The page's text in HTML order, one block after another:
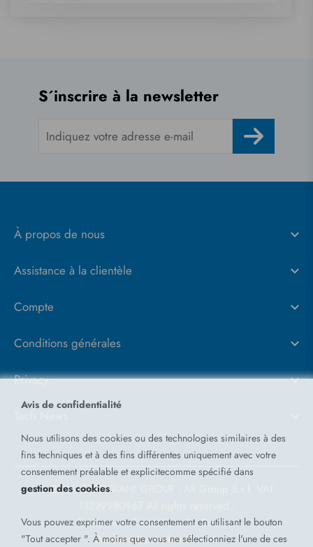
S´inscrire à la newsletter
À propos de nous
Assistance à la clientèle
Compte
Conditions générales
Privacy
© 2026 CARPIGIANI GROUP - Ali Group S.r.l. VAT
Préférences En Matière De Cookies
Powered byAntherica s.r.l.
Avis de confidentialité
Nous utilisons des cookies ou des technologies similaires à des
fins techniques et à des fins différentes uniquement avec votre
consentement préalable et explicitecomme spécifié dans
gestion des cookies.
Vous pouvez exprimer votre consentement en utilisant le bouton
"Tout accepter ". À moins que vous ne sélectionniez l'une de ces